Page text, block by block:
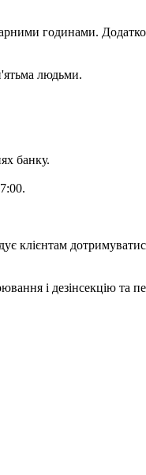
годинами.
людьми.
банку.
і дезінсекцію та